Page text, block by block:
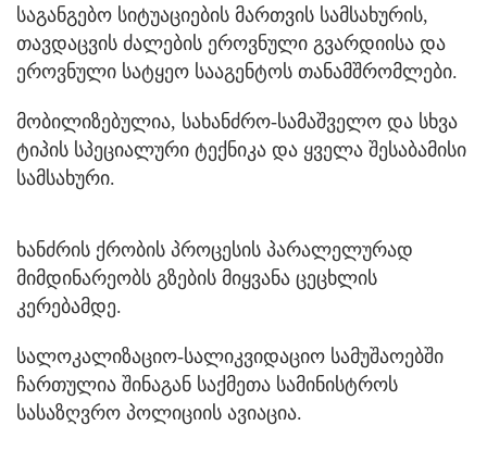
საგანგებო სიტუაციების მართვის სამსახურის,
თავდაცვის ძალების ეროვნული გვარდიისა და
ეროვნული სატყეო სააგენტოს თანამშრომლები.
მობილიზებულია, სახანძრო-სამაშველო და სხვა
ტიპის სპეციალური ტექნიკა და ყველა შესაბამისი
სამსახური.
ხანძრის ქრობის პროცესის პარალელურად
მიმდინარეობს გზების მიყვანა ცეცხლის
კერებამდე.
სალოკალიზაციო-სალიკვიდაციო სამუშაოებში
ჩართულია შინაგან საქმეთა სამინისტროს
სასაზღვრო პოლიციის ავიაცია.